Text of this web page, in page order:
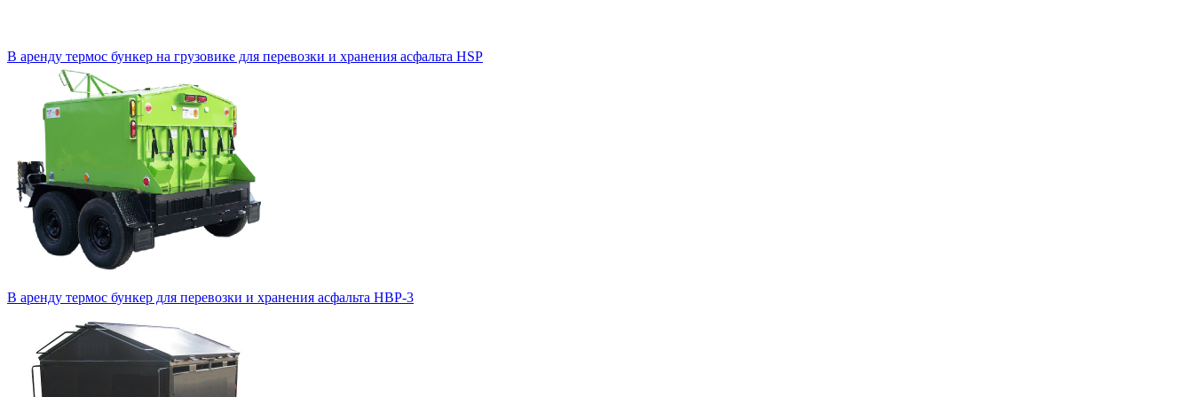
В аренду термос бункер на грузовике для перевозки и хранения асфальта HSP
В аренду термос бункер для перевозки и хранения асфальта HBP-3